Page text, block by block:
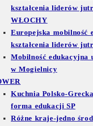
kształcenia liderów
WŁOCHY
Europejska mobilność
kształcenia liderów
Mobilność edukacyjna
w Mogielnicy
Kuchnia Polsko-
forma edukacji SP
Różne kraje-jedno